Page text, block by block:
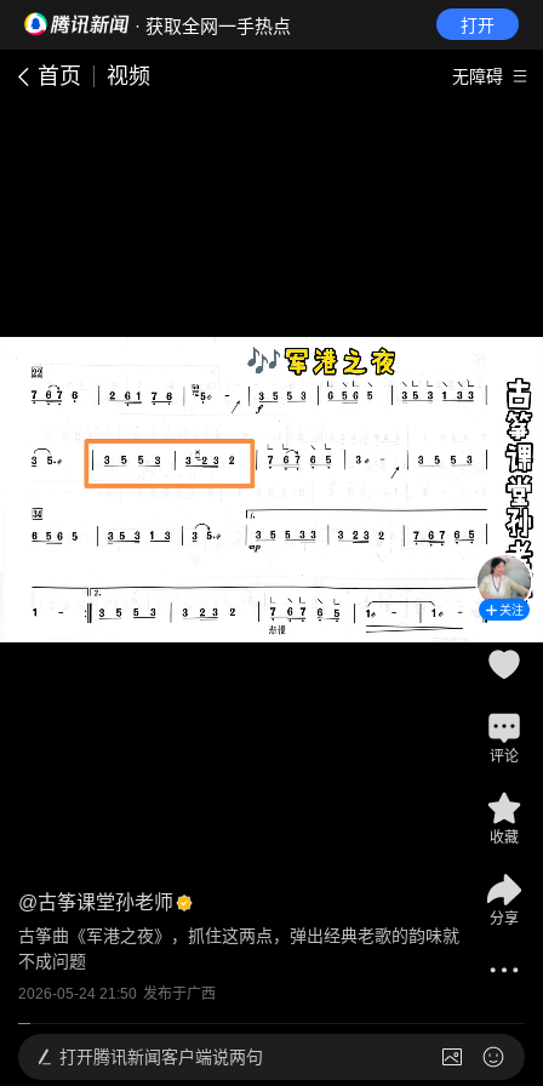
· 获取全网一手热点 打开
首页 视频 无障碍
@古筝课堂孙老师
古筝曲《军港之夜》，抓住这两点，弹出经典老歌的韵味就
不成问题
2026-05-24 21:50 发布于广西
关注
评论
收藏
分享
打开腾讯新闻客户端说两句